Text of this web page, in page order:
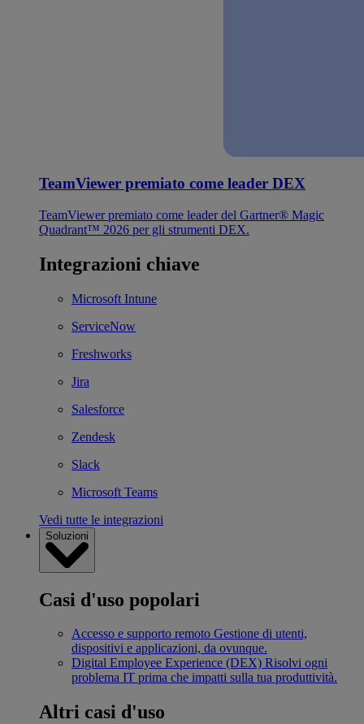
TeamViewer premiato come leader DEX
TeamViewer premiato come leader del Gartner® Magic
Quadrant™ 2026 per gli strumenti DEX.
Integrazioni chiave
Microsoft Intune
ServiceNow
Freshworks
Jira
Salesforce
Zendesk
Slack
Microsoft Teams
Vedi tutte le integrazioni
Soluzioni
Casi d'uso popolari
Accesso e supporto remoto Gestione di utenti,
dispositivi e applicazioni, da ovunque.
Digital Employee Experience (DEX) Risolvi ogni
problema IT prima che impatti sulla tua produttività.
Altri casi d'uso